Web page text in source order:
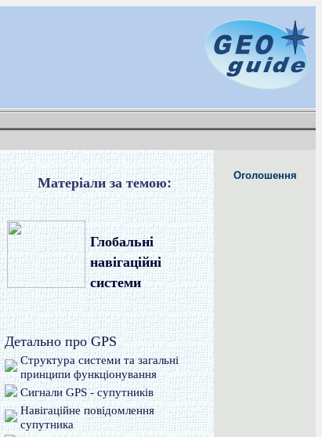
Матеріали за темою:
Глобальні
навігаційні
системи
Детально про GPS
Структура системи та загальні
принципи функціонування
Сигнали GPS - супутників
Навігаційне повідомлення
супутника
Оголошення